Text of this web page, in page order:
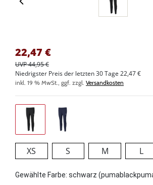
22,47 €
UVP 44,95 €
Niedrigster Preis der letzten 30 Tage 22,47 €
inkl. 19 % MwSt., ggf. zzgl. Versandkosten
XS S M L
Gewählte Farbe: schwarz